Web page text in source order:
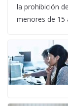
la prohibición
menores de 15